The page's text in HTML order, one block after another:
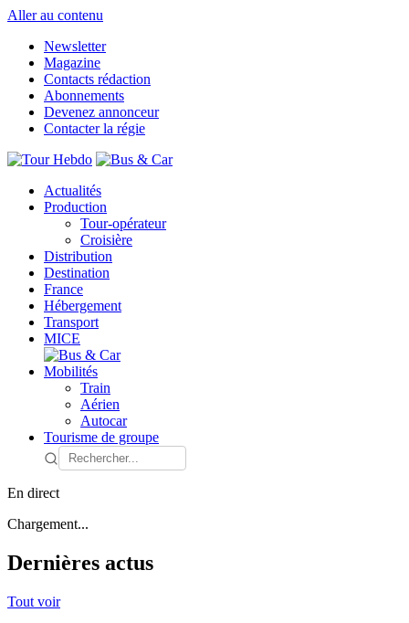
Aller au contenu
Newsletter
Magazine
Contacts rédaction
Abonnements
Devenez annonceur
Contacter la régie
Actualités
Production
Tour-opérateur
Croisière
Distribution
Destination
France
Hébergement
Transport
MICE
Mobilités
Train
Aérien
Autocar
Tourisme de groupe
En direct
Chargement...
Dernières actus
Tout voir